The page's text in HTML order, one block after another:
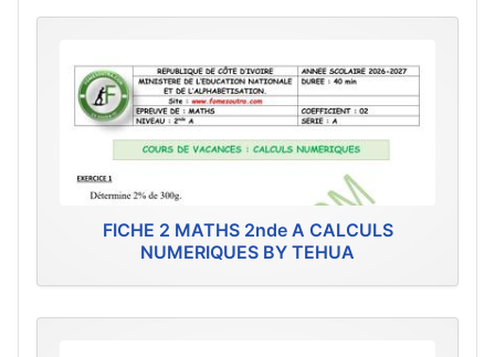
FICHE 2 MATHS 2nde A CALCULS
NUMERIQUES BY TEHUA